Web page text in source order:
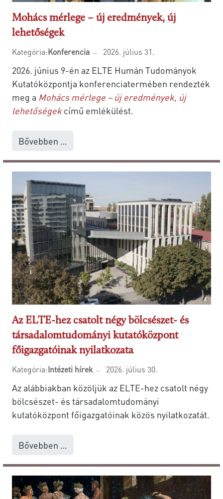
Mohács mérlege – új eredmények, új
lehetőségek
Kategória:Konferencia 2026. július 31.
2026. június 9-én az ELTE Humán Tudományok
Kutatóközpontja konferenciatermében rendezték
meg a Mohács mérlege – új eredmények, új
lehetőségek című emlékülést.
Bővebben …
Az ELTE-hez csatolt négy bölcsészet- és
társadalomtudományi kutatóközpont
főigazgatóinak nyilatkozata
Kategória:Intézeti hírek 2026. július 30.
Az alábbiakban közöljük az ELTE-hez csatolt négy
bölcsészet- és társadalomtudományi
kutatóközpont főigazgatóinak közös nyilatkozatát.
Bővebben …